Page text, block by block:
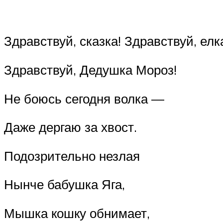
Здравствуй, сказка! Здравствуй,
Здравствуй, Дедушка Мороз!
Не боюсь сегодня волка —
Даже дергаю за хвост.
Подозрительно незлая
Нынче бабушка Яга,
Мышка кошку обнимает,